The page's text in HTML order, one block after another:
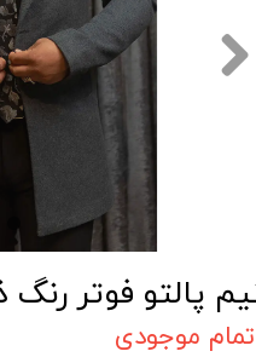
پالتو فوتر رنگ
موجودی